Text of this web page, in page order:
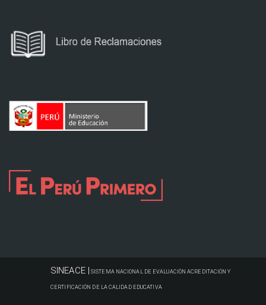
SINEACE | SISTEMA NACIONAL DE EVALUACIÓN ACREDITACIÓN Y
CERTIFICACIÓN DE LA CALIDAD EDUCATIVA